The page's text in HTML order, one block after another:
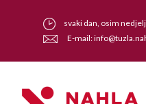
svaki dan, osim
E-mail: